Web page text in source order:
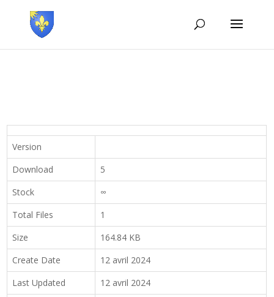
Version
Download
5
Stock
∞
Total Files
1
Size
164.84 KB
Create Date
12 avril 2024
Last Updated
12 avril 2024